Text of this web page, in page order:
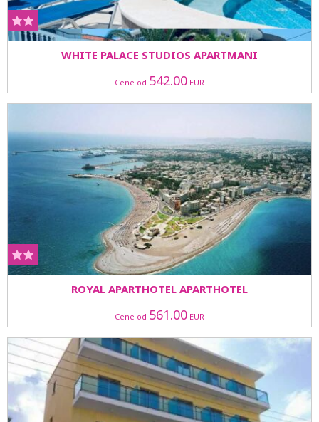
WHITE PALACE STUDIOS APARTMANI
Cene od 542.00 EUR
ROYAL APARTHOTEL APARTHOTEL
Cene od 561.00 EUR